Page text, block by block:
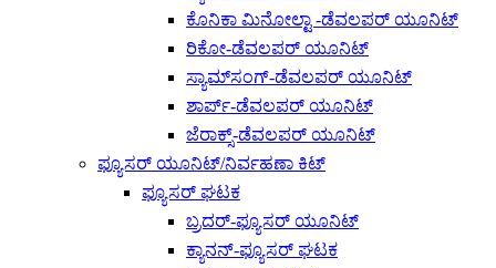
ಕೊನಿಕಾ ಮಿನೋಲ್ಟಾ -ಡೆವಲಪರ್ ಯೂನಿಟ್
ರಿಕೋ-ಡೆವಲಪರ್ ಯೂನಿಟ್
ಸ್ಯಾಮ್‌ಸಂಗ್-ಡೆವಲಪರ್ ಯೂನಿಟ್
ಶಾರ್ಪ್-ಡೆವಲಪರ್ ಯೂನಿಟ್
ಜೆರಾಕ್ಸ್-ಡೆವಲಪರ್ ಯೂನಿಟ್
ಫ್ಯೂಸರ್ ಯೂನಿಟ್/ನಿರ್ವಹಣಾ ಕಿಟ್
ಫ್ಯೂಸರ್ ಘಟಕ
ಬ್ರದರ್-ಫ್ಯೂಸರ್ ಯೂನಿಟ್
ಕ್ಯಾನನ್-ಫ್ಯೂಸರ್ ಘಟಕ